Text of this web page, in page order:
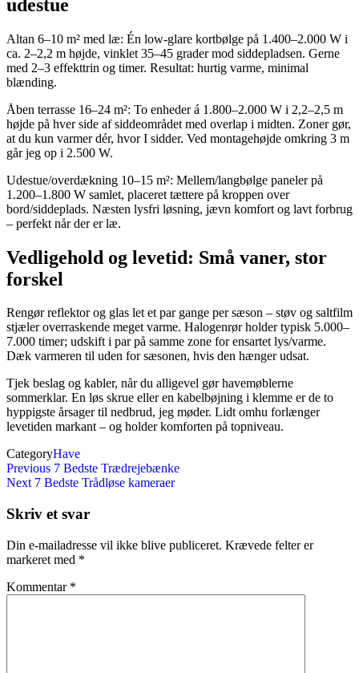
udestue
Altan 6–10 m² med læ: Én low-glare kortbølge på 1.400–2.000 W i
ca. 2–2,2 m højde, vinklet 35–45 grader mod siddepladsen. Gerne
med 2–3 effekttrin og timer. Resultat: hurtig varme, minimal
blænding.
Åben terrasse 16–24 m²: To enheder á 1.800–2.000 W i 2,2–2,5 m
højde på hver side af siddeområdet med overlap i midten. Zoner gør,
at du kun varmer dér, hvor I sidder. Ved montagehøjde omkring 3 m
går jeg op i 2.500 W.
Udestue/overdækning 10–15 m²: Mellem/langbølge paneler på
1.200–1.800 W samlet, placeret tættere på kroppen over
bord/siddeplads. Næsten lysfri løsning, jævn komfort og lavt forbrug
– perfekt når der er læ.
Vedligehold og levetid: Små vaner, stor
forskel
Rengør reflektor og glas let et par gange per sæson – støv og saltfilm
stjæler overraskende meget varme. Halogenrør holder typisk 5.000–
7.000 timer; udskift i par på samme zone for ensartet lys/varme.
Dæk varmeren til uden for sæsonen, hvis den hænger udsat.
Tjek beslag og kabler, når du alligevel gør havemøblerne
sommerklar. En løs skrue eller en kabelbøjning i klemme er de to
hyppigste årsager til nedbrud, jeg møder. Lidt omhu forlænger
levetiden markant – og holder komforten på topniveau.
CategoryHave
Indlægsnavigation
Previous
Post
Previous 7 Bedste Trædrejebænke
Next
Next 7 Bedste Trådløse kameraer
Skriv et svar
Din e-mailadresse vil ikke blive publiceret. Krævede felter er
markeret med *
Kommentar *